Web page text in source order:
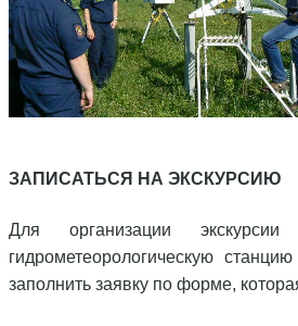
ЗАПИСАТЬСЯ НА ЭКСКУРСИЮ
Для организации
гидрометеорологическую
заполнить заявку по форме,